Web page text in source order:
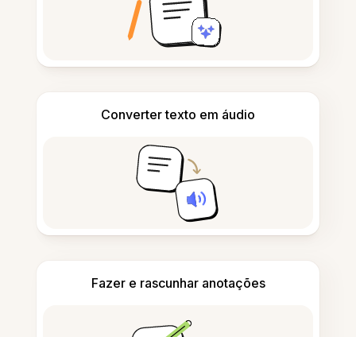
Converter texto em áudio
Fazer e rascunhar anotações